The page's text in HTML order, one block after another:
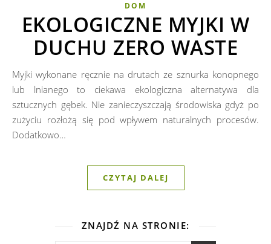
DOM
EKOLOGICZNE MYJKI W
DUCHU ZERO WASTE
Myjki wykonane ręcznie na drutach ze sznurka konopnego
lub lnianego to ciekawa ekologiczna alternatywa dla
sztucznych gębek. Nie zanieczyszczają środowiska gdyż po
zużyciu rozłożą się pod wpływem naturalnych procesów.
Dodatkowo…
CZYTAJ DALEJ
ZNAJDŹ NA STRONIE: